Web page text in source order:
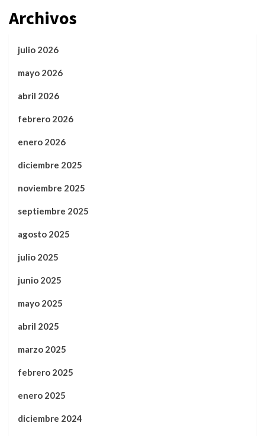
Archivos
julio 2026
mayo 2026
abril 2026
febrero 2026
enero 2026
diciembre 2025
noviembre 2025
septiembre 2025
agosto 2025
julio 2025
junio 2025
mayo 2025
abril 2025
marzo 2025
febrero 2025
enero 2025
diciembre 2024